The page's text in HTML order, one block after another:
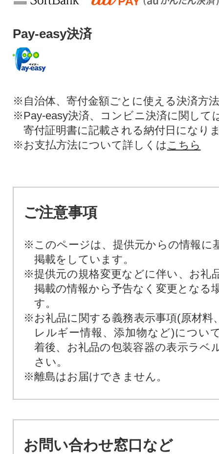
Pay-easy決済
※自治体、寄付金額ごとに使える決済方
※Pay-easy決済、コンビニ決済に関して
寄付証明書に記載される納付日になり
※お支払方法について詳しくは こちら
ご注意事項
※このページは、提供元からの情報に
掲載をしています。
※提供元の規格変更などに伴い、お礼
掲載の情報から予告なく変更となる
す。
※お礼品に関する義務表示事項(原材料
レルギー情報、添加物など)につい
着後、お礼品の包装容器の表示ラベ
さい。
※離島はお届けできません。
お問い合わせ窓口など